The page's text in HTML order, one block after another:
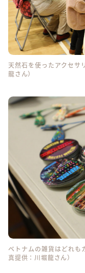
天然石を使ったアクセサ
龍さん）
ベトナムの雑貨はどれも
真提供：川堀龍さん）